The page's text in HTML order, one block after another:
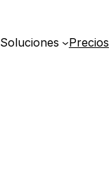
Soluciones Precios